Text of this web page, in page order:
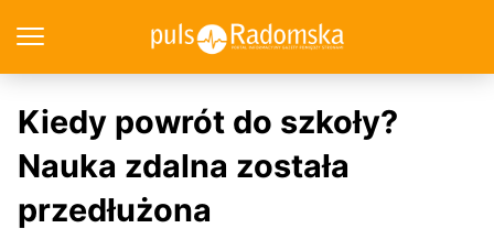
Kiedy powrót do szkoły?
Nauka zdalna została
przedłużona